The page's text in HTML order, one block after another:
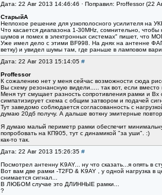
Дата: 22 Авг 2013 14:46:46 · Поправил: Proffessor (22
СтарыйА
Неплохое решение для узкополосного усилителя на
Что касается диапазона 1-30MHz, сомнительно,
шумов и помех в электронных системах" пишет, что
Уже имел дело с этими BF998. На днях на антенне
ветку) и увидел шумы там, где раньше в ламповом
Дата: 22 Авг 2013 15:14:05 #
Proffessor
К сожалению нет у меня сейчас возможности сюда
Вы схему резонансную видели..... так вот, если
Меня тут смущает разность сопротивления рамки и
симпатизирует схема с общим затвором и подачей
Тут заведомо соблюдается согласованность с
думаю 20дб получу. А дальше воткну эмитерные
Я думаю малый периметр рамки обеспечит
попробовать на КП905, тут с динамикой "за уши". :)
как-то так.
Дата: 22 Авг 2013 15:26:35 #
Посмотрел антенну K9AY... ну что сказать...я опять в
Вот вам две рамки -T2FD & K9AY , у одной нагрузка в
снимается сигнал...
В ЛЮБОМ случае это ДЛИННЫЕ рамки...
?